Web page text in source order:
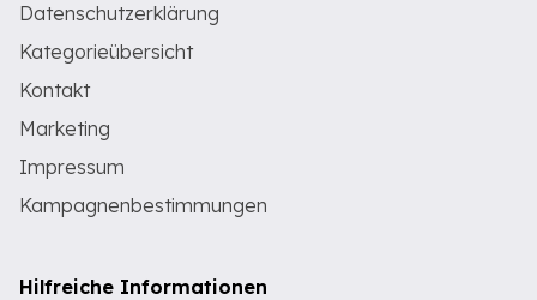
Datenschutzerklärung
Kategorieübersicht
Kontakt
Marketing
Impressum
Kampagnenbestimmungen
Hilfreiche Informationen